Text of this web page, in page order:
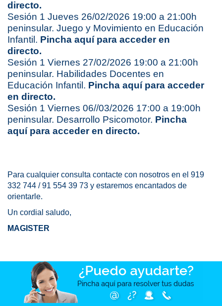
directo.
Sesión 1 Jueves 26/02/2026 19:00 a 21:00h
peninsular. Juego y Movimiento en Educación
Infantil. Pincha aquí para acceder en
directo.
Sesión 1 Viernes 27/02/2026 19:00 a 21:00h
peninsular. Habilidades Docentes en
Educación Infantil. Pincha aquí para acceder
en directo.
Sesión 1 Viernes 06//03/2026 17:00 a 19:00h
peninsular. Desarrollo Psicomotor. Pincha
aquí para acceder en directo.
Para cualquier consulta contacte con nosotros en el 919
332 744 / 91 554 39 73 y estaremos encantados de
orientarle.
Un cordial saludo,
MAGISTER